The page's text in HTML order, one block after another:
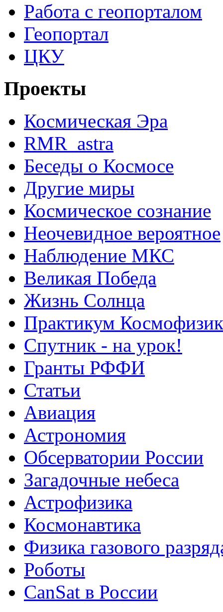
Работа с геопорталом
Геопортал
ЦКУ
Проекты
Космическая Эра
RMR_astra
Беседы о Космосе
Другие миры
Космическое сознание
Неочевидное вероятное
Наблюдение МКС
Великая Победа
Жизнь Солнца
Практикум
Спутник - на урок!
Гранты РФФИ
Статьи
Авиация
Астрономия
Обсерватории России
Загадочные небеса
Астрофизика
Космонавтика
Физика газового
Роботы
CanSat в России